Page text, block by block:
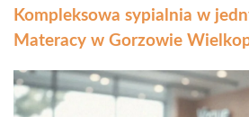
Kompleksowa sypialnia w
Materacy w Gorzowie